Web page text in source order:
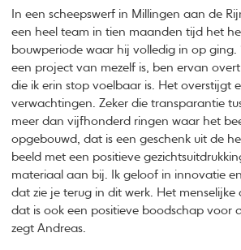
In een scheepswerf in Millingen aan de
een heel team in tien maanden tijd het
bouwperiode waar hij volledig in op ging.
een project van mezelf is, ben ervan
die ik erin stop voelbaar is. Het overstijgt
verwachtingen. Zeker die transparantie
meer dan vijfhonderd ringen waar het
opgebouwd, dat is een geschenk uit de
beeld met een positieve
materiaal aan bij. Ik geloof in innovatie
dat zie je terug in dit werk. Het menselijke
dat is ook een positieve boodschap voor
zegt Andreas.